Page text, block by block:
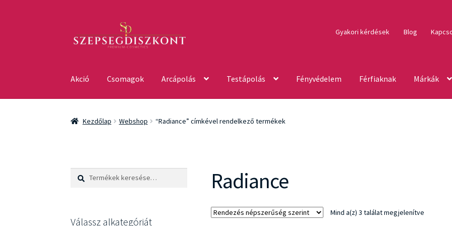
a
navigációhoz
a
Gyakori kérdések Blog
Akció Csomagok Arcápolás Testápolás Fényvédelem Férfiaknak Márkák
Kezdőlap Webshop “Radiance” címkével rendelkező termékek
Radiance
Mind a(z) 3 találat megjelenítveSorted
Keresés
Keresés
Válassz alkategóriát